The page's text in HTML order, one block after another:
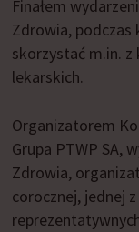
Finałem
Zdrowia,
skorzystać m.in. z
lekarskich.
Organizatorem
Grupa PTWP SA,
Zdrowia,
corocznej, jednej